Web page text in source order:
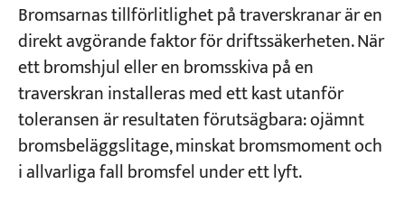
traverskranar
2. Portalkranar Bromshjul och bromsskiva
3. Bromshjul och bromsskiva för
containerkranar från fartyg till land (STS)
4. Containerportalkranar (skenmonterade
Bromsarnas tillförlitlighet på traverskranar är en
direkt avgörande faktor för driftssäkerheten. När
ett bromshjul eller en bromsskiva på en
traverskran installeras med ett kast utanför
toleransen är resultaten förutsägbara: ojämnt
bromsbeläggslitage, minskat bromsmoment och
i allvarliga fall bromsfel under ett lyft.